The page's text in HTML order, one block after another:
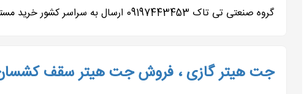
گروه صنعتی تی تاک 09197443453 ارسال به سراسر کشور خرید مستقیم از تولید کنند جت هیتر برقی 3 فاز 30 کیلووات جت هیتر...
جت هیتر گازی ، فروش جت هیتر سقف